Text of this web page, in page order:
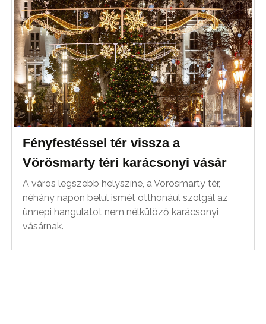
Fényfestéssel tér vissza a
Vörösmarty téri karácsonyi vásár
A város legszebb helyszíne, a Vörösmarty tér,
néhány napon belül ismét otthonául szolgál az
ünnepi hangulatot nem nélkülöző karácsonyi
vásárnak.